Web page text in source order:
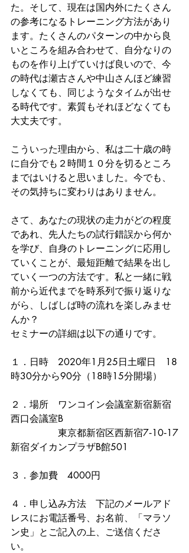
た。そして、現在は国内外にたくさん
の参考になるトレーニング方法があり
ます。たくさんのパターンの中から良
いところを組み合わせて、自分なりの
ものを作り上げていけば良いので、今
の時代は瀬古さんや中山さんほど練習
しなくても、同じようなタイムが出せ
る時代です。素質もそれほどなくても
大丈夫です。
こういった理由から、私は二十歳の時
に自分でも２時間１０分を切るところ
まではいけると思いました。今でも、
その気持ちに変わりはありません。
さて、あなたの現状の走力がどの程度
であれ、先人たちの試行錯誤から何か
を学び、自身のトレーニングに応用し
ていくことが、最短距離で結果を出し
ていく一つの方法です。私と一緒に戦
前から近代までを時系列で振り返りな
がら、しばしば時の流れを楽しみませ
んか？
セミナーの詳細は以下の通りです。
１．日時　2020年1月25日土曜日　18
時30分から90分（18時15分開場）
２．場所　ワンコイン会議室新宿新宿
西口会議室B
東京都新宿区西新宿7‐10‐17
新宿ダイカンプラザB館501
３．参加費　4000円
４．申し込み方法　下記のメールアド
レスにお電話番号、お名前、「マラソ
ン史」とご記入の上、ご送信くださ
い。